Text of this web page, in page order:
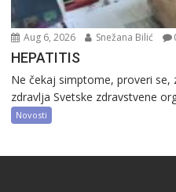
Aug 6, 2026 Snežana Bilić
HEPATITIS
Ne čekaj simptome, proveri se,
zdravlja Svetske zdravstvene
Novosti